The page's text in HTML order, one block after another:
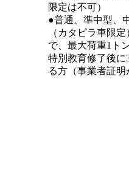
限定は不可）
●普通、準中型、
（カタピラ車限
で、最大荷重1ト
特別教育修了後
る方（事業者証明